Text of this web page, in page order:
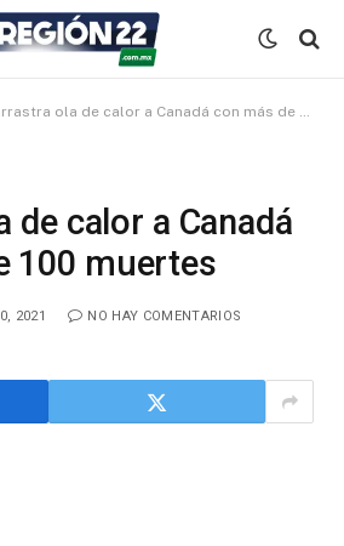
ola de calor a Canadá con más de 100 muertes
de calor a Canadá
100 muertes
2021
NO HAY COMENTARIOS